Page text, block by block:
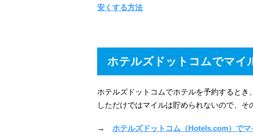
安くする方法
ホテルズドットコムでマイ
ホテルズドットコムでホテルを予約すると
しただけではマイルは貯められないので、そ
→ ホテルズドットコム（Hotels.com）で